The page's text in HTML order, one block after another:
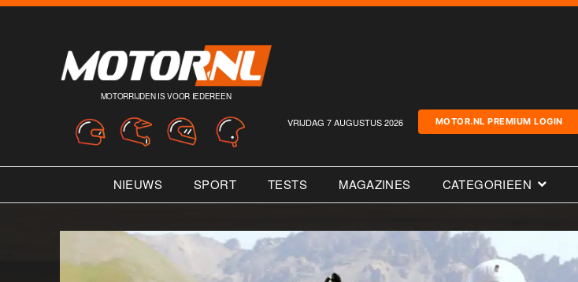
MOTORRIJDEN IS VOOR IEDEREEN
VRIJDAG 7 AUGUSTUS 2026 MOTOR.NL PREMIUM LOGIN
NIEUWS SPORT TESTS MAGAZINES CATEGORIEEN